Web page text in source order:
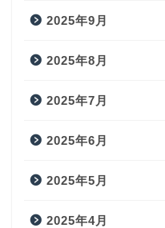
2025年9月
2025年8月
2025年7月
2025年6月
2025年5月
2025年4月